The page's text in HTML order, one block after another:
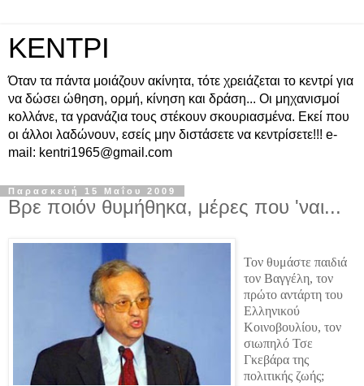
ΚΕΝΤΡΙ
Όταν τα πάντα μοιάζουν ακίνητα, τότε χρειάζεται το κεντρί για
να δώσει ώθηση, ορμή, κίνηση και δράση... Οι μηχανισμοί
κολλάνε, τα γρανάζια τους στέκουν σκουριασμένα. Εκεί που
οι άλλοι λαδώνουν, εσείς μην διστάσετε να κεντρίσετε!!! e-
mail: kentri1965@gmail.com
Παρασκευή 15 Μαΐου 2009
Βρε ποιόν θυμήθηκα, μέρες που 'ναι...
Τον θυμάστε παιδιά
τον Βαγγέλη, τον
πρώτο αντάρτη του
Ελληνικού
Κοινοβουλίου, τον
σιωπηλό Τσε
Γκεβάρα της
πολιτικής ζωής;